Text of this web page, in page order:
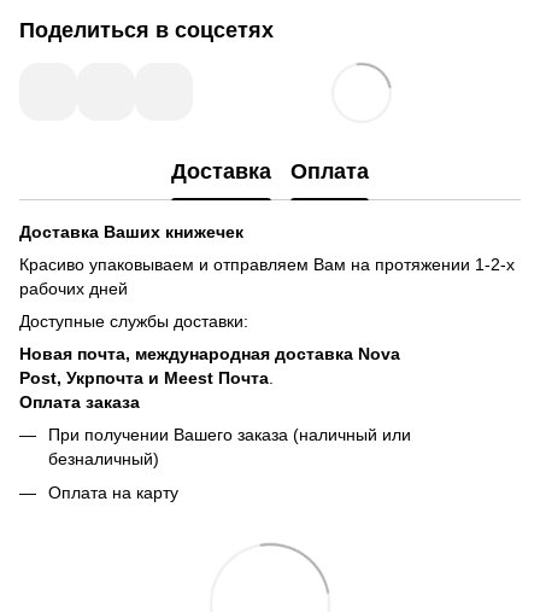
Поделиться в соцсетях
Доставка Оплата
Доставка Ваших книжечек
Красиво упаковываем и отправляем Вам на протяжении 1-2-х
рабочих дней
Доступные службы доставки:
Новая почта, международная доставка Nova
Post, Укрпочта и Meest Почта
Оплата заказа
При получении Вашего заказа (наличный или
безналичный)
Оплата на карту